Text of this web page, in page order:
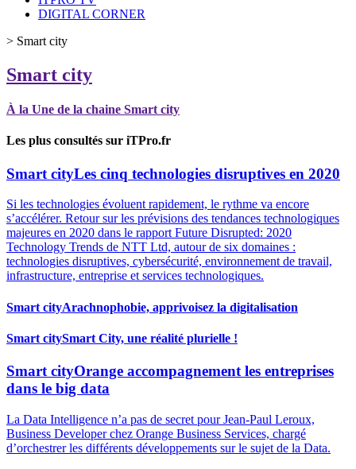
DIGITAL CORNER
> Smart city
Smart city
À la Une de la chaine Smart city
Les plus consultés sur iTPro.fr
Smart cityLes cinq technologies disruptives en 2020
Si les technologies évoluent rapidement, le rythme va encore
s’accélérer. Retour sur les prévisions des tendances technologiques
majeures en 2020 dans le rapport Future Disrupted: 2020
Technology Trends de NTT Ltd, autour de six domaines :
technologies disruptives, cybersécurité, environnement de travail,
infrastructure, entreprise et services technologiques.
Smart cityArachnophobie, apprivoisez la digitalisation
Smart citySmart City, une réalité plurielle !
Smart cityOrange accompagnement les entreprises
dans le big data
La Data Intelligence n’a pas de secret pour Jean-Paul Leroux,
Business Developer chez Orange Business Services, chargé
d’orchestrer les différents développements sur le sujet de la Data.